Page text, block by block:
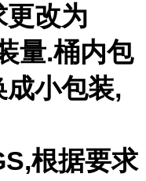
更改为
量.桶内包
小包装,
根据要求